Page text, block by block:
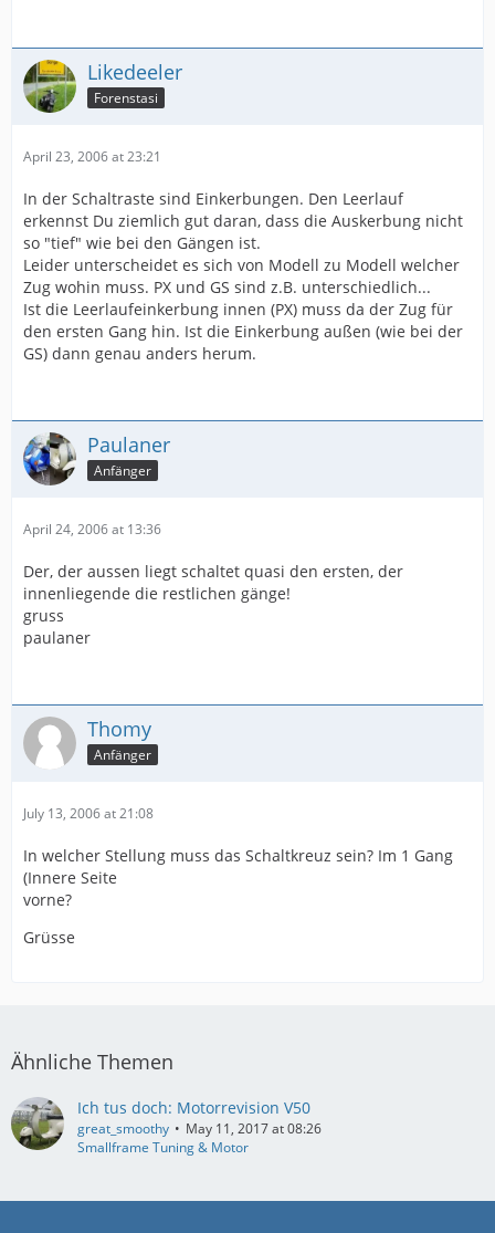
Likedeeler
Forenstasi
April 23, 2006 at 23:21
In der Schaltraste sind Einkerbungen. Den Leerlauf
erkennst Du ziemlich gut daran, dass die Auskerbung nicht
so "tief" wie bei den Gängen ist.
Leider unterscheidet es sich von Modell zu Modell welcher
Zug wohin muss. PX und GS sind z.B. unterschiedlich...
Ist die Leerlaufeinkerbung innen (PX) muss da der Zug für
den ersten Gang hin. Ist die Einkerbung außen (wie bei der
GS) dann genau anders herum.
Paulaner
Anfänger
April 24, 2006 at 13:36
Der, der aussen liegt schaltet quasi den ersten, der
innenliegende die restlichen gänge!
gruss
paulaner
Thomy
Anfänger
July 13, 2006 at 21:08
In welcher Stellung muss das Schaltkreuz sein? Im 1 Gang
(Innere Seite
vorne?
Grüsse
Ähnliche Themen
Ich tus doch: Motorrevision V50
great_smoothy
May 11, 2017 at 08:26
Smallframe Tuning & Motor